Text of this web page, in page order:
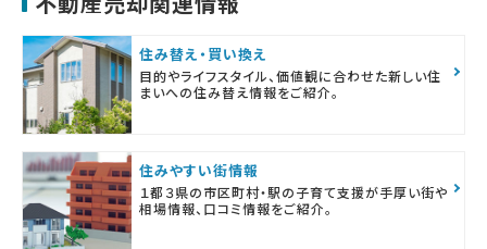
住み替え・買い換え
目的やライフスタイル、価値観に合わせた新しい住
まいへの住み替え情報をご紹介。
住みやすい街情報
１都３県の市区町村・駅の子育て支援が手厚い街や
相場情報、口コミ情報をご紹介。